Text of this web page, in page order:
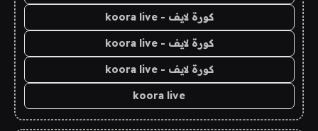
كورة لايف - koora live
كورة لايف - koora live
كورة لايف - koora live
koora live